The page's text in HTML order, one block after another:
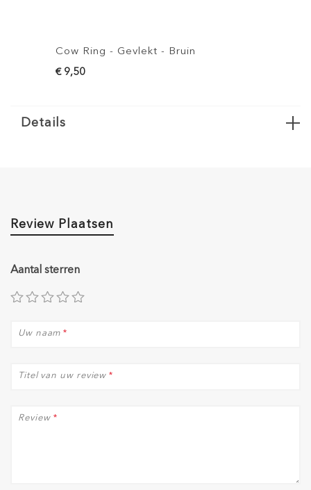
Cow Ring - Gevlekt - Bruin
Details
Review Plaatsen
Aantal sterren
*
Uw naam
*
Titel van uw review
*
Review